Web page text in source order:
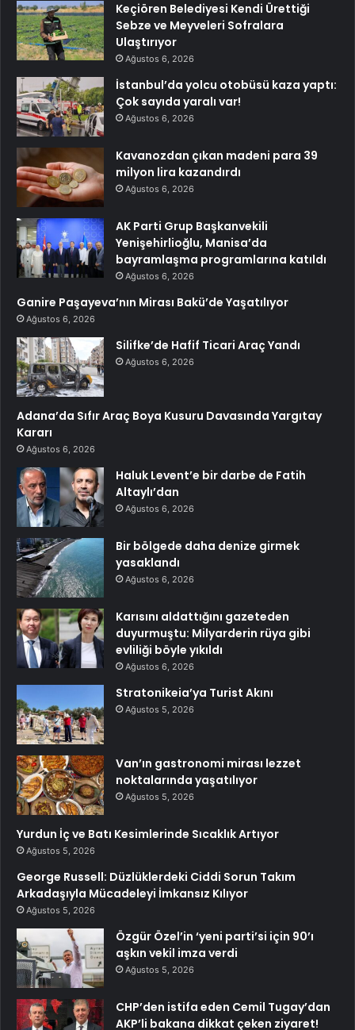
Keçiören Belediyesi Kendi Ürettiği
Sebze ve Meyveleri Sofralara
Ulaştırıyor
Ağustos 6, 2026
İstanbul’da yolcu otobüsü kaza yaptı:
Çok sayıda yaralı var!
Ağustos 6, 2026
Kavanozdan çıkan madeni para 39
milyon lira kazandırdı
Ağustos 6, 2026
AK Parti Grup Başkanvekili
Yenişehirlioğlu, Manisa’da
bayramlaşma programlarına katıldı
Ağustos 6, 2026
Ganire Paşayeva’nın Mirası Bakü’de Yaşatılıyor
Ağustos 6, 2026
Silifke’de Hafif Ticari Araç Yandı
Ağustos 6, 2026
Adana’da Sıfır Araç Boya Kusuru Davasında Yargıtay
Kararı
Ağustos 6, 2026
Haluk Levent’e bir darbe de Fatih
Altaylı’dan
Ağustos 6, 2026
Bir bölgede daha denize girmek
yasaklandı
Ağustos 6, 2026
Karısını aldattığını gazeteden
duyurmuştu: Milyarderin rüya gibi
evliliği böyle yıkıldı
Ağustos 6, 2026
Stratonikeia’ya Turist Akını
Ağustos 5, 2026
Van’ın gastronomi mirası lezzet
noktalarında yaşatılıyor
Ağustos 5, 2026
Yurdun İç ve Batı Kesimlerinde Sıcaklık Artıyor
Ağustos 5, 2026
George Russell: Düzlüklerdeki Ciddi Sorun Takım
Arkadaşıyla Mücadeleyi İmkansız Kılıyor
Ağustos 5, 2026
Özgür Özel’in ‘yeni parti’si için 90’ı
aşkın vekil imza verdi
Ağustos 5, 2026
CHP’den istifa eden Cemil Tugay’dan
AKP’li bakana dikkat çeken ziyaret!